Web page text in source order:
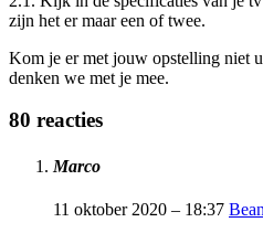
zijn het er maar een of twee.
Kom je er met jouw opstelling niet
denken we met je mee.
80 reacties
Marco
11 oktober 2020 – 18:37